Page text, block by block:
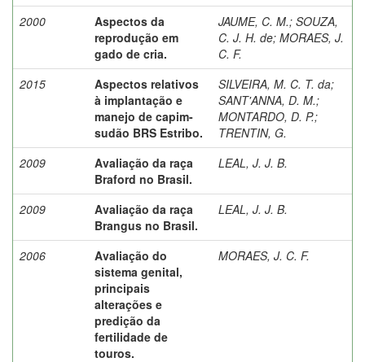
2000
Aspectos da
reprodução em
gado de cria.
JAUME, C. M.; SOUZA,
C. J. H. de; MORAES, J.
C. F.
2015
Aspectos relativos
à implantação e
manejo de capim-
sudão BRS Estribo.
SILVEIRA, M. C. T. da;
SANT'ANNA, D. M.;
MONTARDO, D. P.;
TRENTIN, G.
2009
Avaliação da raça
Braford no Brasil.
LEAL, J. J. B.
2009
Avaliação da raça
Brangus no Brasil.
LEAL, J. J. B.
2006
Avaliação do
sistema genital,
principais
alterações e
predição da
fertilidade de
touros.
MORAES, J. C. F.